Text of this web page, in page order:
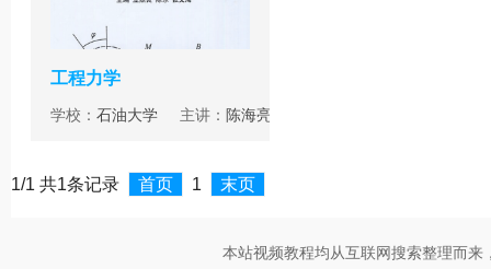
工程力学
学校： 石油大学 主讲： 陈海亮
1/1 共1条记录 首页 1 末页
本站视频教程均从互联网搜索整理而